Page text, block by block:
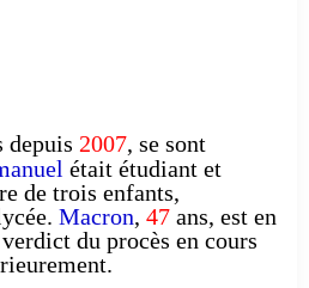
depuis 2007, se sont
était étudiant et
de trois enfants,
Macron, 47 ans, est en
du procès en cours